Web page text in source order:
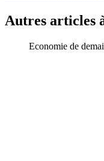
Autres articles
Economie de